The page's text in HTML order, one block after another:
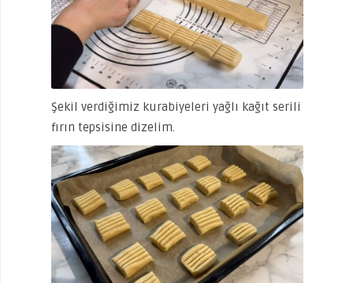
Şekil verdiğimiz kurabiyeleri yağlı kağıt serili
fırın tepsisine dizelim.